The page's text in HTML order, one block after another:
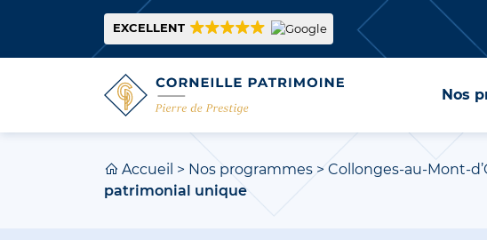
EXCELLENT
Nos
Accueil > Nos programmes > Collonges-au-Mont-
patrimonial unique